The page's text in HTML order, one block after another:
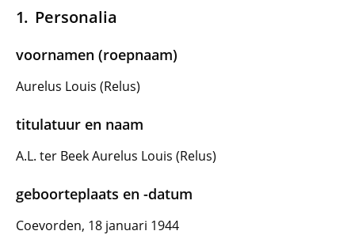
Personalia
voornamen (roepnaam)
Aurelus Louis (Relus)
titulatuur en naam
A.L. ter Beek Aurelus Louis (Relus)
geboorteplaats en -datum
Coevorden, 18 januari 1944